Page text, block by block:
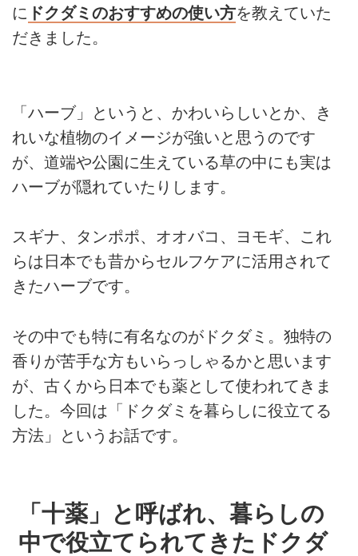
に ドクダミのおすすめの使い方を教えていた
だきました。
「ハーブ」というと、かわいらしいとか、き
れいな植物のイメージが強いと思うのです
が、道端や公園に生えている草の中にも実は
ハーブが隠れていたりします。
スギナ、タンポポ、オオバコ、ヨモギ、これ
らは日本でも昔からセルフケアに活用されて
きたハーブです。
その中でも特に有名なのがドクダミ。独特の
香りが苦手な方もいらっしゃるかと思います
が、古くから日本でも薬として使われてきま
した。今回は「ドクダミを暮らしに役立てる
方法」というお話です。
「十薬」と呼ばれ、暮らしの
中で役立てられてきたドクダ